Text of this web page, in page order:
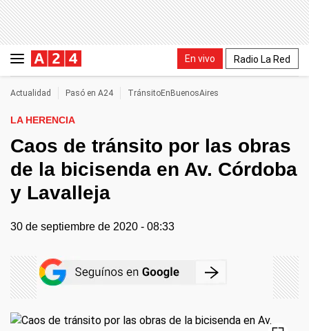
En vivo Radio La Red
Actualidad Pasó en A24 TránsitoEnBuenosAires
LA HERENCIA
Caos de tránsito por las obras
de la bicisenda en Av. Córdoba
y Lavalleja
30 de septiembre de 2020 - 08:33